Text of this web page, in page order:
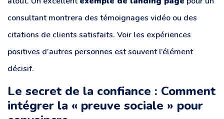
consultant montrera des témoignages vidéo ou des
citations de clients satisfaits. Voir les expériences
positives d’autres personnes est souvent l’élément
décisif.
Le secret de la confiance : Comment
intégrer la « preuve sociale » pour